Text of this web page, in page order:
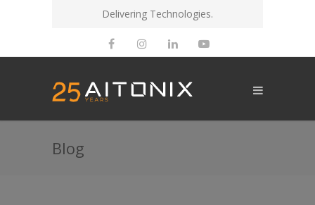
Delivering Technologies.
Blog